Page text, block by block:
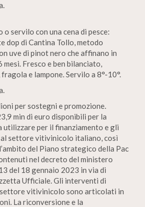
o servilo con una cena di pesce:
dop di Cantina Tollo, metodo
uve di pinot nero che affinano in
Fresco e ben bilanciato,
e lampone. Servilo a 8°-10°.
per sostegni e promozione.
min di euro disponibili per la
utilizzare per il finanziamento e gli
settore vitivinicolo italiano, così
del Piano strategico della Pac
nel decreto del ministero
del 18 gennaio 2023 in via di
Ufficiale. Gli interventi di
vitivinicolo sono articolati in
La riconversione e la